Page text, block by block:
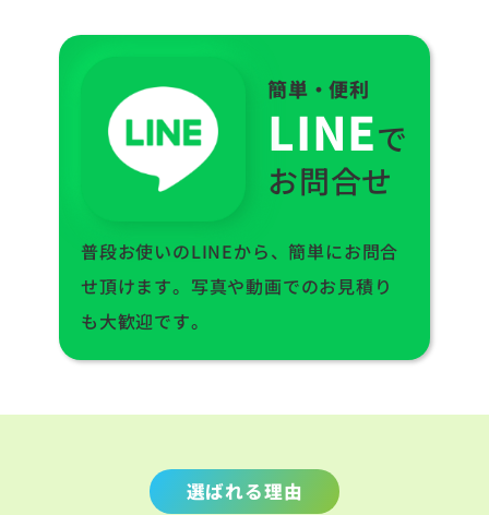
簡単・便利
LINEで
お問合せ
普段お使いのLINEから、簡単にお問合
せ頂けます。写真や動画でのお見積り
も大歓迎です。
選ばれる理由